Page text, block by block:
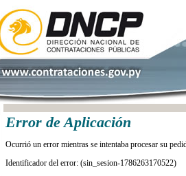
Error de Aplicación
Ocurrió un error mientras se intentaba procesar su
Identificador del error: (sin_sesion-1786263170522)